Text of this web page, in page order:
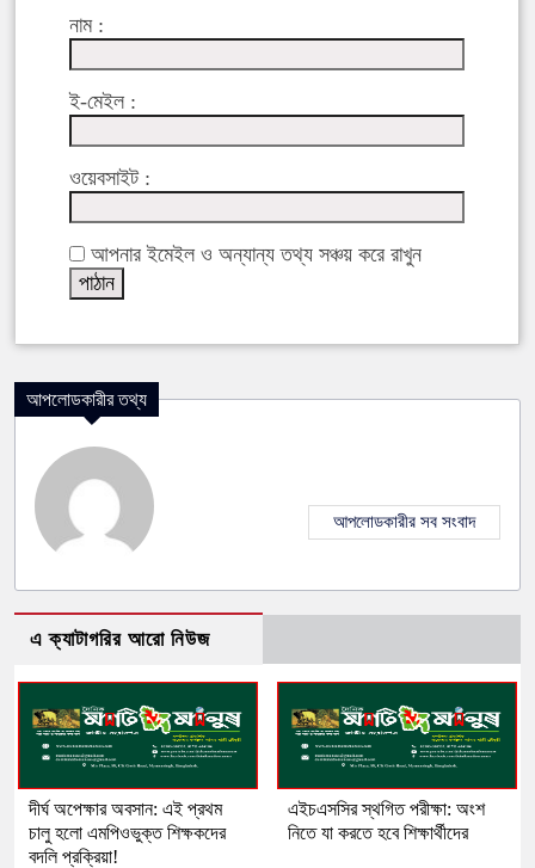
নাম :
ই-মেইল :
ওয়েবসাইট :
আপনার ইমেইল ও অন্যান্য তথ্য সঞ্চয় করে রাখুন
আপলোডকারীর তথ্য
আপলোডকারীর সব সংবাদ
এ ক্যাটাগরির আরো নিউজ
দীর্ঘ অপেক্ষার অবসান: এই প্রথম
চালু হলো এমপিওভুক্ত শিক্ষকদের
বদলি প্রক্রিয়া!
এইচএসসির স্থগিত পরীক্ষা: অংশ
নিতে যা করতে হবে শিক্ষার্থীদের